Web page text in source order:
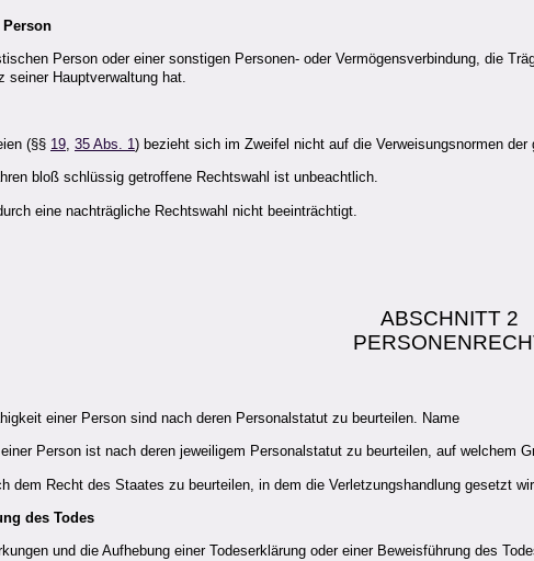
Person oder einer sonstigen Personen- oder Vermögensverbindung, die
seiner Hauptverwaltung hat.
(§§ 19, 35 Abs. 1) bezieht sich im Zweifel nicht auf die Verweisungsnormen der
bloß schlüssig getroffene Rechtswahl ist unbeachtlich.
eine nachträgliche Rechtswahl nicht beeinträchtigt.
ABSCHNITT 2
einer Person sind nach deren Personalstatut zu beurteilen. Name
Person ist nach deren jeweiligem Personalstatut zu beurteilen, auf welchem
dem Recht des Staates zu beurteilen, in dem die Verletzungshandlung gesetzt
des Todes
und die Aufhebung einer Todeserklärung oder einer Beweisführung des